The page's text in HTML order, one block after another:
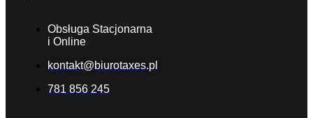
Obsługa Stacjonarna
i Online
kontakt@biurotaxes.pl
781 856 245